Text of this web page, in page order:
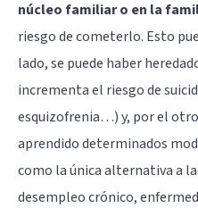
núcleo familiar o en la
riesgo de cometerlo. Esto
lado, se puede haber
incrementa el riesgo de
esquizofrenia…) y, por el
aprendido determinados
como la única alternativa a
desempleo crónico,